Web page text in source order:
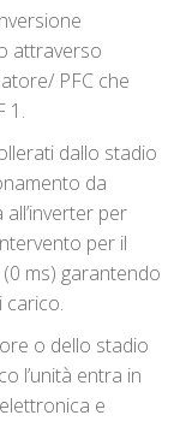
attraverso
PFC che
1.
dallo stadio
da
per
per il
ms) garantendo
carico.
o dello stadio
l’unità entra in
e